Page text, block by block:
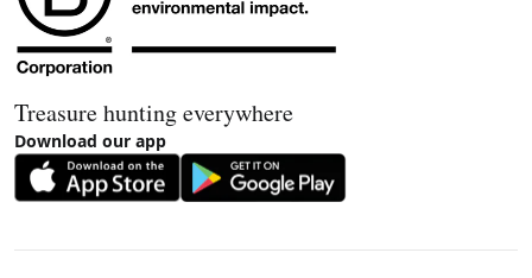
Treasure hunting everywhere
Download our app